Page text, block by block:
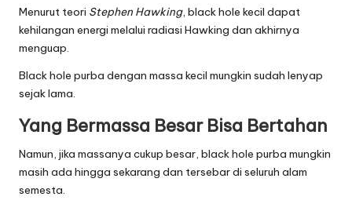
Menurut teori Stephen Hawking, black hole kecil dapat
kehilangan energi melalui radiasi Hawking dan akhirnya
menguap.
Black hole purba dengan massa kecil mungkin sudah lenyap
sejak lama.
Yang Bermassa Besar Bisa Bertahan
Namun, jika massanya cukup besar, black hole purba mungkin
masih ada hingga sekarang dan tersebar di seluruh alam
semesta.